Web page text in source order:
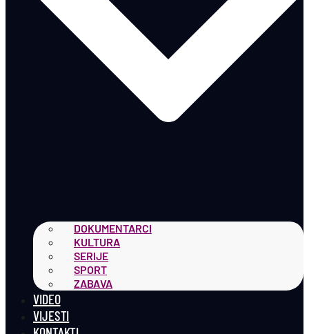
DOKUMENTARCI
KULTURA
SERIJE
SPORT
ZABAVA
VIDEO
VIJESTI